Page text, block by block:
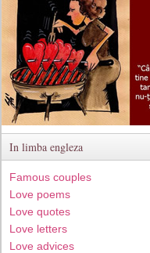
In limba engleza
Famous couples
Love poems
Love quotes
Love letters
Love advices